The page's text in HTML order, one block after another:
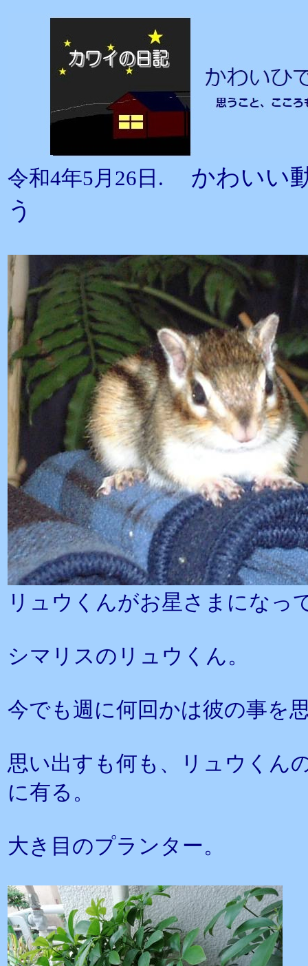
令和4年5月26日.
かわいい
う
リュウくんがお星さまになっ
シマリスのリュウくん。
今でも週に何回かは彼の事を
思い出すも何も、リュウくん
に有る。
大き目のプランター。